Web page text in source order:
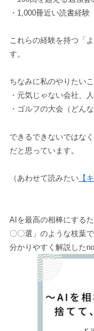
・1,000冊近い読書経験
これらの経験を持つ「
す。
ちなみに私のやりたい
・元気じゃない会社、
・ゴルフの大会（どん
できるできないではな
だと思っています。
（あわせて読みたい 【
AIを最高の相棒にする
〇〇選」のような枝葉
分かりやすく解説した